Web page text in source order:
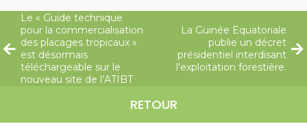
Le « Guide technique
pour la commercialisation
des placages tropicaux »
est désormais
téléchargeable sur le
nouveau site de l’ATIBT
RETOUR
La Guinée Equatoriale
publie un décret
présidentiel interdisant
l'exploitation forestière.